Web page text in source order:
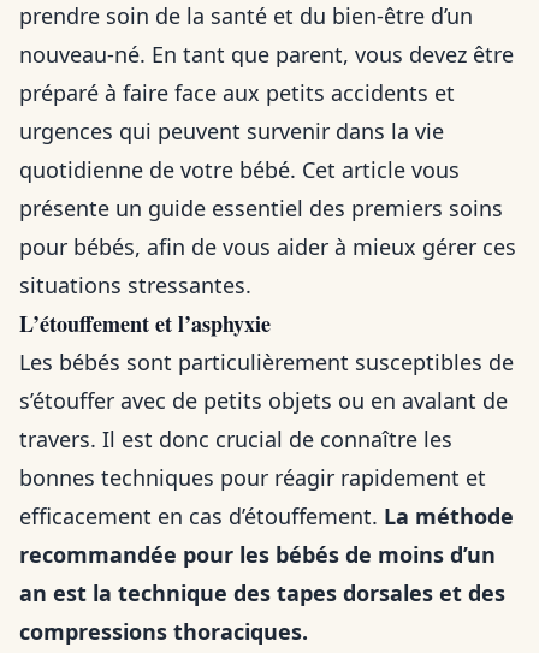
prendre soin de la santé et du bien-être d’un
nouveau-né. En tant que parent, vous devez être
préparé à faire face aux petits accidents et
urgences qui peuvent survenir dans la vie
quotidienne de votre bébé. Cet article vous
présente un guide essentiel des premiers soins
pour bébés, afin de vous aider à mieux gérer ces
situations stressantes.
L’étouffement et l’asphyxie
Les bébés sont particulièrement susceptibles de
s’étouffer avec de petits objets ou en avalant de
travers. Il est donc crucial de connaître les
bonnes techniques pour réagir rapidement et
efficacement en cas d’étouffement. La méthode
recommandée pour les bébés de moins d’un
an est la technique des tapes dorsales et des
compressions thoraciques.